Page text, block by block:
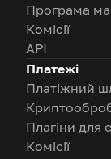
Програма
Комісії
API
Платежі
Платіжний
Плагіни для
Комісії